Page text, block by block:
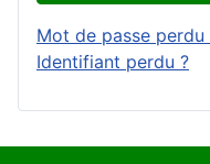
Mot de passe perdu
Identifiant perdu ?